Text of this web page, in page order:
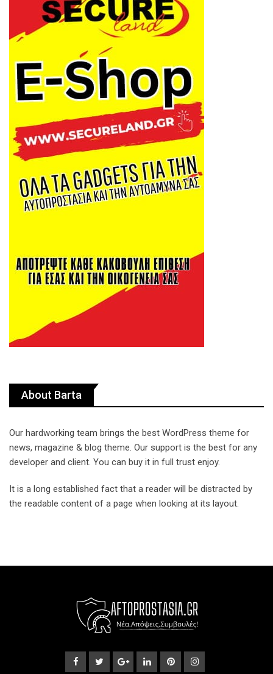
About Barta
Our hardworking team brings the best WordPress theme for
news, magazine & blog theme. Our support is the best for any
developer and client. You can buy it in full trust enjoy.
It is a long established fact that a reader will be distracted by
the readable content of a page when looking at its layout.